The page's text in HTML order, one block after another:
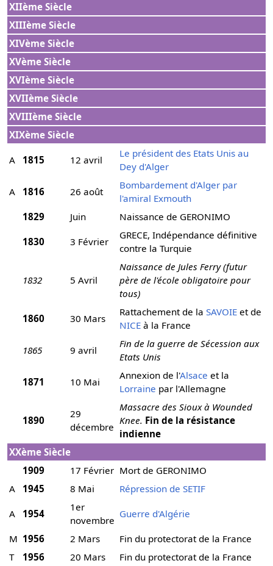
XIIème Siècle
XIIIème Siècle
XIVème Siècle
XVème Siècle
XVIème Siècle
XVIIème Siècle
XVIIIème Siècle
XIXème Siècle
A 1815 12 avril
Le président des Etats Unis au
Dey d'Alger
A 1816 26 août
Bombardement d'Alger par
l'amiral Exmouth
1829
Juin Naissance de GERONIMO
1830 3 Février
GRECE, Indépendance définitive
contre la Turquie
1832 5 Avril
Naissance de Jules Ferry (futur
père de l'école obligatoire pour
tous)
1860 30 Mars
Rattachement de la SAVOIEet de
NICEà la France
1865 9 avril
Fin de la guerre de Sécession aux
Etats Unis
1871 10 Mai
Annexion de l'Alsace et la
Lorraine par l'Allemagne
1890
29
décembre
Massacre des Sioux à Wounded
Knee. Fin de la résistance
indienne
XXème Siècle
1909
17 Février Mort de GERONIMO
A
1945 8 Mai Répression de SETIF
A 1954
1er
novembre
Guerre d'Algérie
M 1956 2 Mars
Fin du protectorat de la France
T
1956 20 Mars
Fin du protectorat de la France